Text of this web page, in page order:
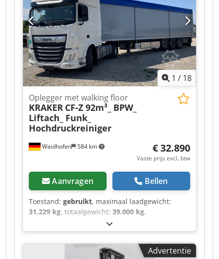
1 / 18
Waidhofen 584 km
Oplegger met walking floor
KRAKER CF-Z 92m³_ BPW_
Liftach_ Funk_
Hochdruckreiniger
€ 32.890
Vaste prijs excl. btw
Aanvragen Bellen
Toestand: gebruikt, maximaal laadgewicht:
31.229 kg, totaalgewicht: 39.000 kg,
, eerste registratie:
01/2021, volgende keuring (TÜV):02/2027,
laadruimte inhoud:92 m³, Uitrusting:ABS,
Vanwege het enorme aantal phishing- en spam-
Advertentie